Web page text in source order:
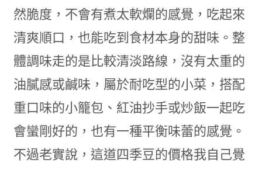
然脆度，不會有煮太軟爛的感覺，吃起來
清爽順口，也能吃到食材本身的甜味。整
體調味走的是比較清淡路線，沒有太重的
油膩感或鹹味，屬於耐吃型的小菜，搭配
重口味的小籠包、紅油抄手或炒飯一起吃
會蠻剛好的，也有一種平衡味蕾的感覺。
不過老實說，這道四季豆的價格我自己覺